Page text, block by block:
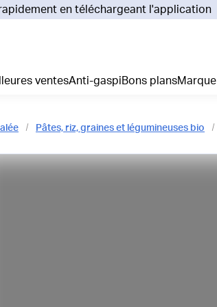
en téléchargeant l'application
ventes Anti-gaspi Bons plans
Pâtes, riz, graines et légumineuses bio